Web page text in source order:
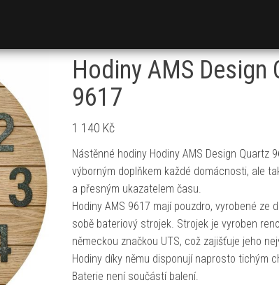
Hodiny AMS Design
9617
1 140 Kč
Nástěnné hodiny Hodiny AMS Design Quartz
výborným doplňkem každé domácnosti, ale
a přesným ukazatelem času.
Hodiny AMS 9617 mají pouzdro, vyrobené ze
sobě bateriový strojek. Strojek je vyroben
německou značkou UTS, což zajišťuje jeho
Hodiny díky němu disponují naprosto tichým
Baterie není součástí balení.